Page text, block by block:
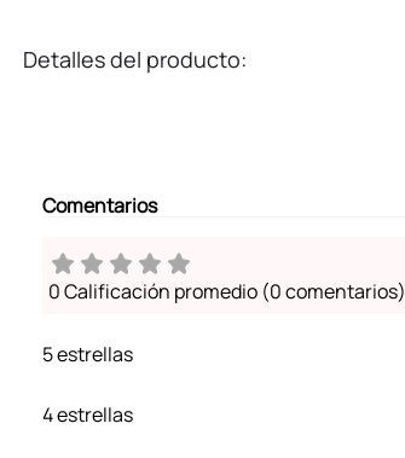
Detalles del producto:
Comentarios
0 Calificación promedio (0 comentarios)
5 estrellas
4 estrellas